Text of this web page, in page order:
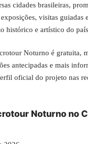
cidades brasileiras,
exposições, visitas guiadas
histórico e artístico do
Noturno é gratuita,
antecipadas e mais
oficial do projeto nas
Noturno no